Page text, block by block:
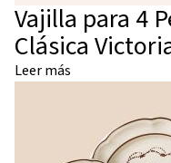
Vajilla para 4
Clásica
Leer más